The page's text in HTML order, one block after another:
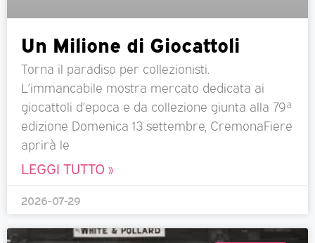
Un Milione di Giocattoli
Torna il paradiso per collezionisti.
L’immancabile mostra mercato dedicata ai
giocattoli d’epoca e da collezione giunta alla 79ª
edizione Domenica 13 settembre, CremonaFiere
aprirà le
LEGGI TUTTO »
2026-07-29